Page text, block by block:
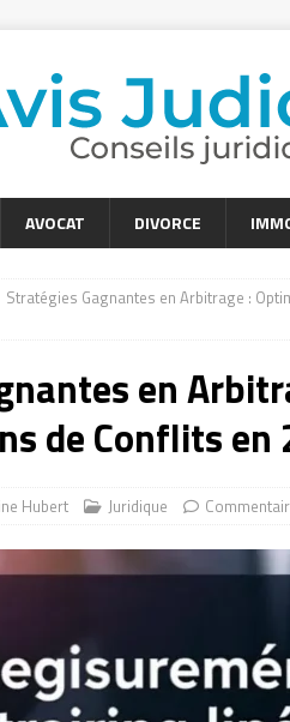
AVOCAT DIVORCE
Stratégies Gagnantes en Arbitrage :
en
de Conflits en
Hubert Juridique